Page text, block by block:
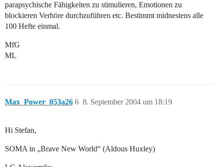
parapsychische Fähigkeiten zu stimulieren, Emotionen zu
blockieren Verhöre durchzuführen etc. Bestimmt midnestens alle
100 Hefte einmal.
MfG
ML
Max_Power_053a26 8. September 2004 um 18:19
6
Hi Stefan,
SOMA in „Brave New World“ (Aldous Huxley)